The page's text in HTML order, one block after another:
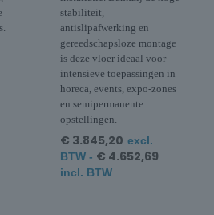
stabiliteit,
antislipafwerking en
gereedschapsloze montage
is deze vloer ideaal voor
intensieve toepassingen in
horeca, events, expo-zones
en semipermanente
opstellingen.
€ 3.845,20 excl.
BTW - € 4.652,69
incl. BTW